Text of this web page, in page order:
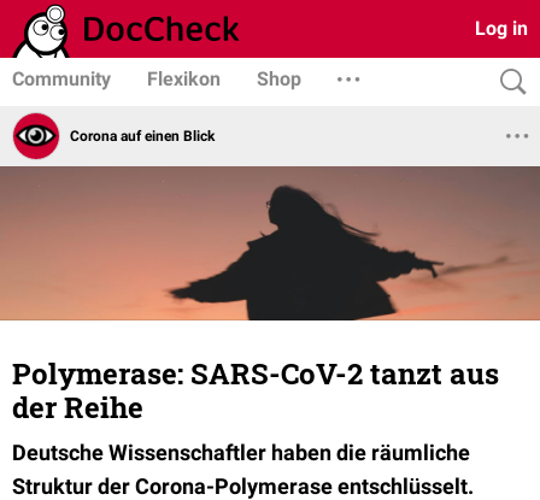
Log in
Community Flexikon Shop
Corona auf einen Blick
Polymerase: SARS-CoV-2 tanzt aus
der Reihe
Deutsche Wissenschaftler haben die räumliche
Struktur der Corona-Polymerase entschlüsselt.